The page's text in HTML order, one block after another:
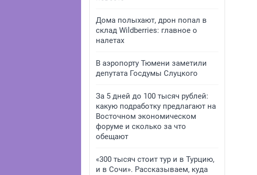
Дома полыхают, дрон попал в
склад Wildberries: главное о
налетах
В аэропорту Тюмени заметили
депутата Госдумы Слуцкого
За 5 дней до 100 тысяч рублей:
какую подработку предлагают на
Восточном экономическом
форуме и сколько за что
обещают
«300 тысяч стоит тур и в Турцию,
и в Сочи». Рассказываем, куда